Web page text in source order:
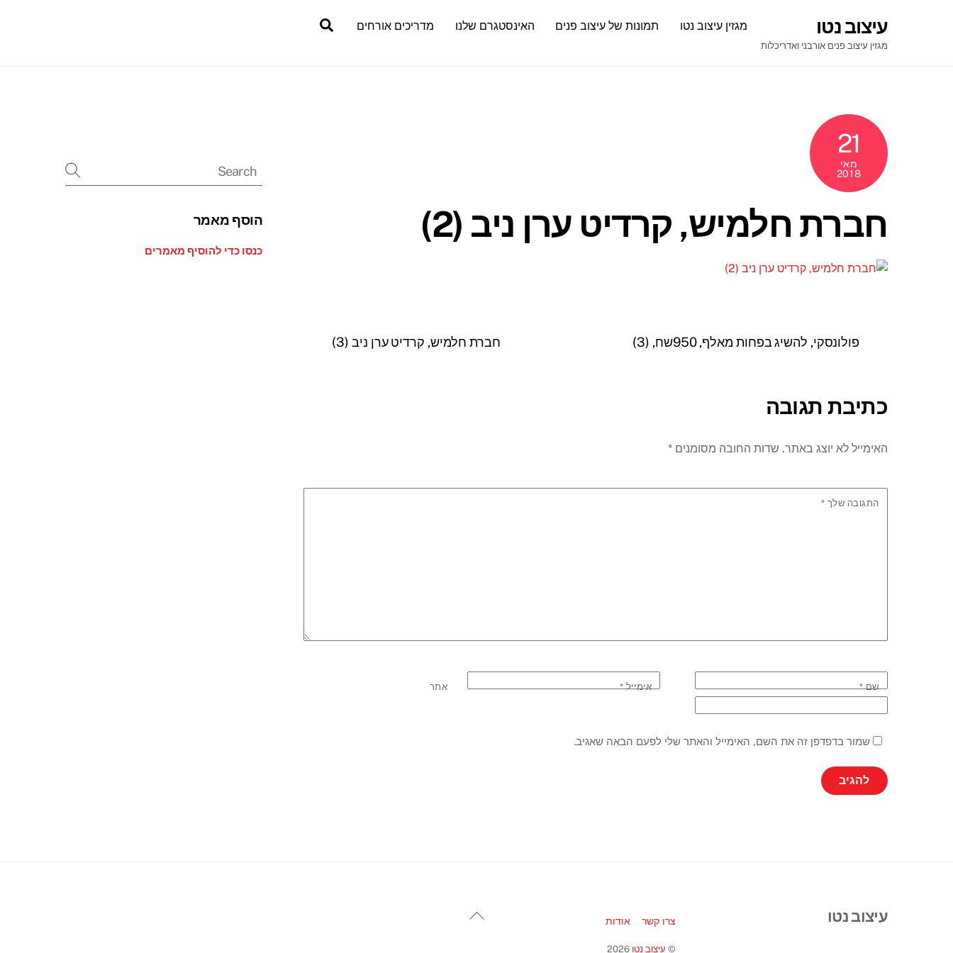
עיצוב נטו
מגזין עיצוב פנים אורבני ואדריכלות
Search מגזין עיצוב נטו תמונות של עיצוב פנים האינסטגרם שלנו מדריכים אורחים
21
מאי
2018
חברת חלמיש, קרדיט ערן ניב (2)
פולונסקי, להשיג בפחות מאלף, 950שח, (3) חברת חלמיש, קרדיט ערן ניב (3)
כתיבת תגובה
האימייל לא יוצג באתר. שדות החובה מסומנים *
התגובה שלך *
שם* אימייל* אתר
שמור בדפדפן זה את השם, האימייל והאתר שלי לפעם הבאה שאגיב.
הוסף מאמר
כנסו כדי להוסיף מאמרים
Back
עיצוב נטו צרו קשר אודות
© עיצוב נטו 2026